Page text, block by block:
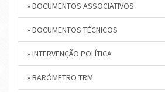
» DOCUMENTOS ASSOCIATIVOS
» DOCUMENTOS TÉCNICOS
» INTERVENÇÃO POLÍTICA
» BARÓMETRO TRM